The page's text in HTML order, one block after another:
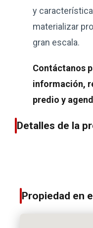
y
materializar
gran escala.
Contáctanos
información,
predio y
Detalles de la
Propiedad en